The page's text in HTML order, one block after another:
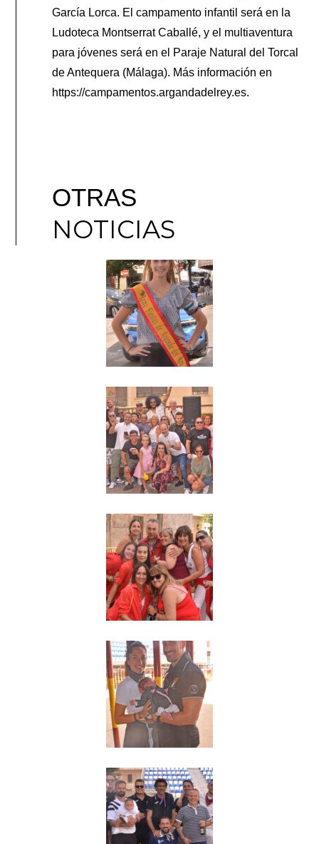
García Lorca. El campamento infantil será en la
Ludoteca Montserrat Caballé, y el multiaventura
para jóvenes será en el Paraje Natural del Torcal
de Antequera (Málaga). Más información en
https://campamentos.argandadelrey.es.
OTRAS
NOTICIAS